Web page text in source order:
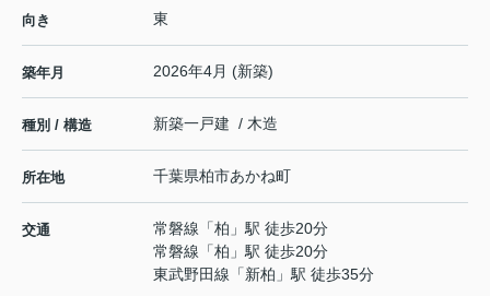
向き 東
築年月 2026年4月 (新築)
種別 / 構造 新築一戸建 / 木造
所在地 千葉県柏市あかね町
交通 常磐線 「柏 」駅 徒歩20分
常磐線 「柏 」駅 徒歩20分
東武野田線 「新柏 」駅 徒歩35分